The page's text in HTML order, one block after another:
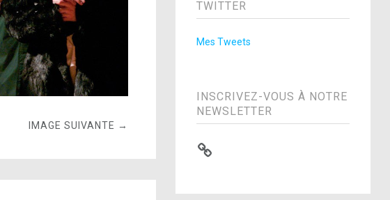
IMAGE SUIVANTE →
TWITTER
Mes Tweets
INSCRIVEZ-VOUS À NOTRE
NEWSLETTER